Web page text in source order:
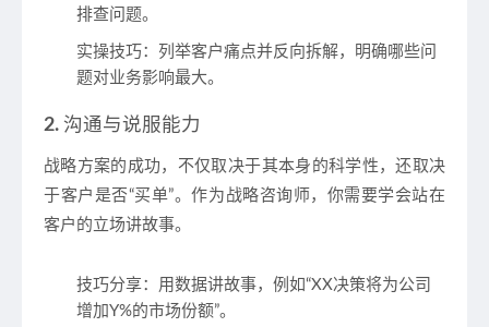
排查问题。
实操技巧：列举客户痛点并反向拆解，明确哪些问
题对业务影响最大。
2. 沟通与说服能力
战略方案的成功，不仅取决于其本身的科学性，还取决
于客户是否“买单”。作为战略咨询师，你需要学会站在
客户的立场讲故事。
技巧分享：用数据讲故事，例如“XX决策将为公司
增加Y%的市场份额”。